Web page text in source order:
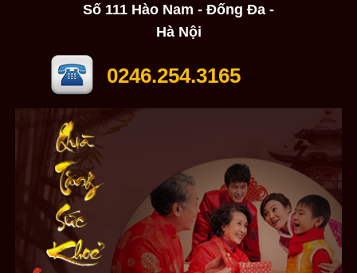
Số 111 Hào Nam - Đống Đa -
Hà Nội
0246.254.3165